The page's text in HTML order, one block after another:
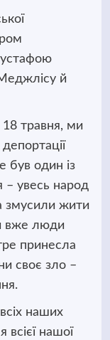
й
травня, ми
був один із
– увесь народ
змусили жити
вже люди
принесла
своє зло –
наших
нашої